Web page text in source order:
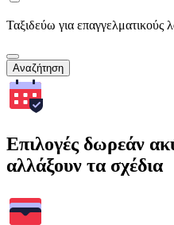
Ταξιδεύω για επαγγελματικούς
Αναζήτηση
Επιλογές δωρεάν
αλλάξουν τα σχέδια